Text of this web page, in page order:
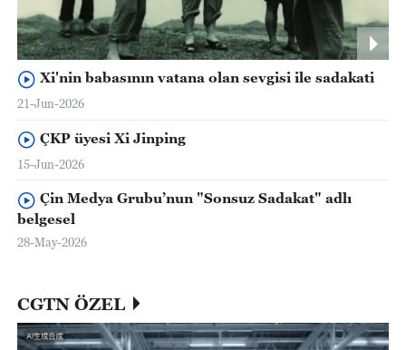
Xi'nin babasının vatana olan sevgisi ile sadakati
21-Jun-2026
ÇKP üyesi Xi Jinping
15-Jun-2026
Çin Medya Grubu’nun "Sonsuz Sadakat" adlı
belgesel
28-May-2026
CGTN ÖZEL